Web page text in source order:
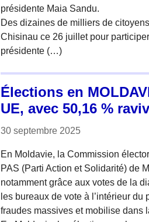
présidente Maia Sandu.
Des dizaines de milliers de
Chisinau ce 26 juillet pour
présidente (…)
Élections en
UE, avec 50,16 %
30 septembre 2025
En Moldavie, la Commission
PAS (Parti Action et Solidarité) de
notamment grâce aux votes de la
les bureaux de vote à l’intérieur
fraudes massives et mobilise dans